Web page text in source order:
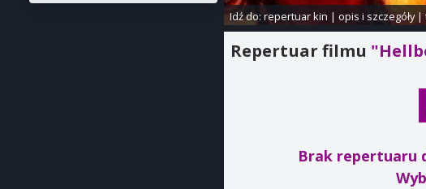
Idź do: repertuar kin | opis i szczegóły|
Repertuar filmu
Brak repertuaru